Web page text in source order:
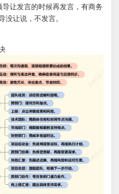
让发言的时候再发言，有商务
让说，不发言。